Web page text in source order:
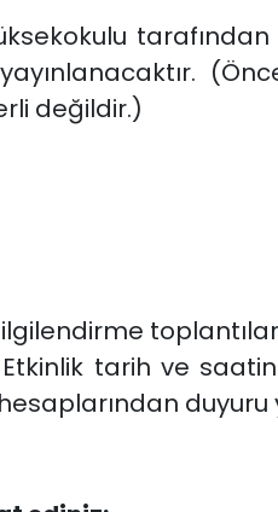
tarafından
değildir.)
Etkinlik tarih ve
duyuru